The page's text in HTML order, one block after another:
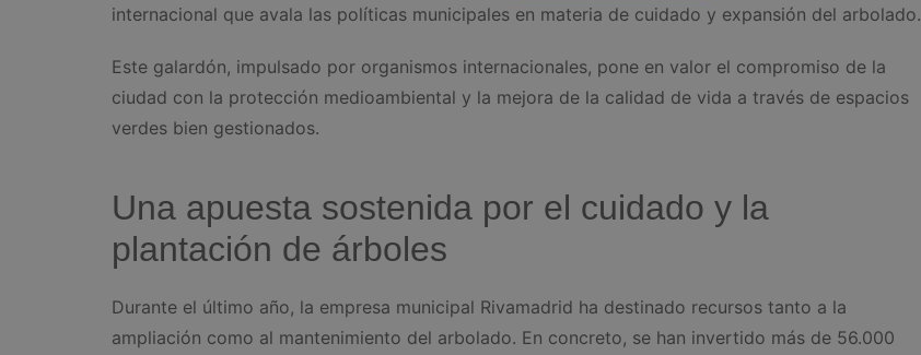
internacional que avala las políticas municipales en materia de cuidado y expansión del arbolado.
Este galardón, impulsado por organismos internacionales, pone en valor el compromiso de la
ciudad con la protección medioambiental y la mejora de la calidad de vida a través de espacios
verdes bien gestionados.
Una apuesta sostenida por el cuidado y la
plantación de árboles
Durante el último año, la empresa municipal Rivamadrid ha destinado recursos tanto a la
ampliación como al mantenimiento del arbolado. En concreto, se han invertido más de 56.000